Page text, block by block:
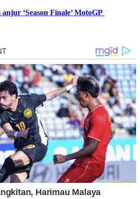
‘Season Finale’ MotoGP